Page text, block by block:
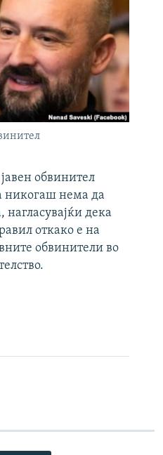
обвинител
никогаш нема да
нагласувајќи дека
откако е на
обвинители во